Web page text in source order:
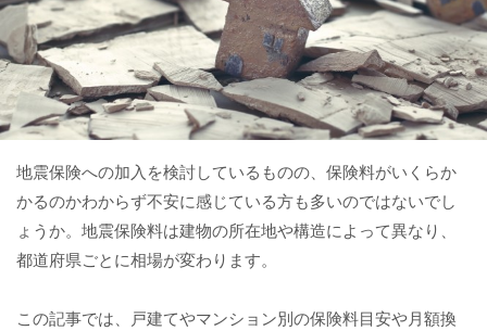
地震保険への加入を検討しているものの、保険料がいくらか
かるのかわからず不安に感じている方も多いのではないでし
ょうか。地震保険料は建物の所在地や構造によって異なり、
都道府県ごとに相場が変わります。
この記事では、戸建てやマンション別の保険料目安や月額換